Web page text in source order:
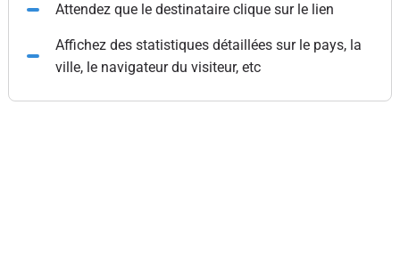
Attendez que le destinataire clique sur le lien
Affichez des statistiques détaillées sur le pays, la
ville, le navigateur du visiteur, etc